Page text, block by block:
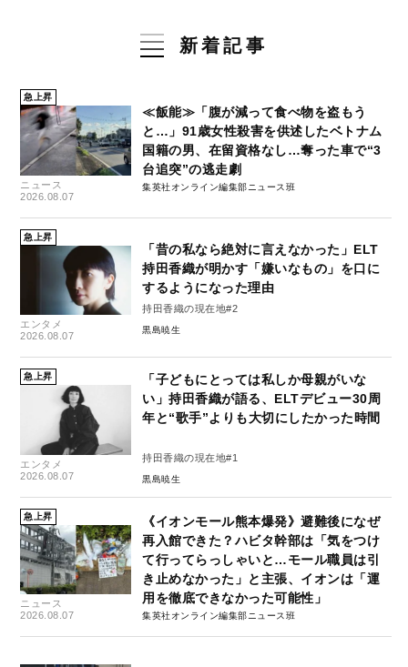
新着記事
急上昇
ニュース
2026.08.07
≪飯能≫「腹が減って食べ物を盗もう
と…」91歳女性殺害を供述したベトナム
国籍の男、在留資格なし…奪った車で“3
台追突”の逃走劇
集英社オンライン編集部ニュース班
急上昇
エンタメ
2026.08.07
「昔の私なら絶対に言えなかった」ELT
持田香織が明かす「嫌いなもの」を口に
するようになった理由
持田香織の現在地#2
黒島暁生
急上昇
エンタメ
2026.08.07
「子どもにとっては私しか母親がいな
い」持田香織が語る、ELTデビュー30周
年と“歌手”よりも大切にしたかった時間
持田香織の現在地#1
黒島暁生
急上昇
ニュース
2026.08.07
《イオンモール熊本爆発》避難後になぜ
再入館できた？ハビタ幹部は「気をつけ
て行ってらっしゃいと…モール職員は引
き止めなかった」と主張、イオンは「運
用を徹底できなかった可能性」
集英社オンライン編集部ニュース班